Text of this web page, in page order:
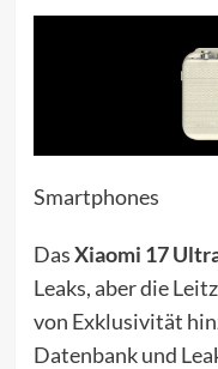
Smartphones
DasXiaomi 17
Leaks, aber die
von Exklusivität
Datenbank und